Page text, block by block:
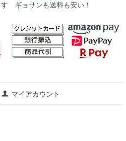
ギョサンも送料も安い！
マイアカウント